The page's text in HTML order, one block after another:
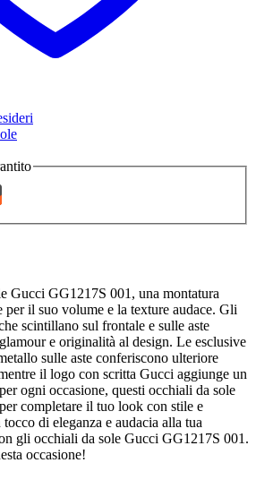
Gucci GG1217S 001, una montatura
per il suo volume e la texture audace. Gli
scintillano sul frontale e sulle aste
e originalità al design. Le esclusive
sulle aste conferiscono ulteriore
il logo con scritta Gucci aggiunge un
ogni occasione, questi occhiali da sole
completare il tuo look con stile e
di eleganza e audacia alla tua
gli occhiali da sole Gucci GG1217S 001.
occasione!